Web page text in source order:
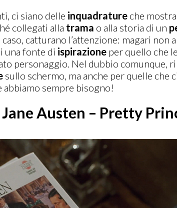
ci siano delle inquadratureche
collegati alla trama o alla storia di un
catturano l’attenzione: magari non
una fonte di ispirazioneper quello che
personaggio. Nel dubbio comunque,
sullo schermo, ma anche per quelle che
sempre bisogno!
Austen – Pretty